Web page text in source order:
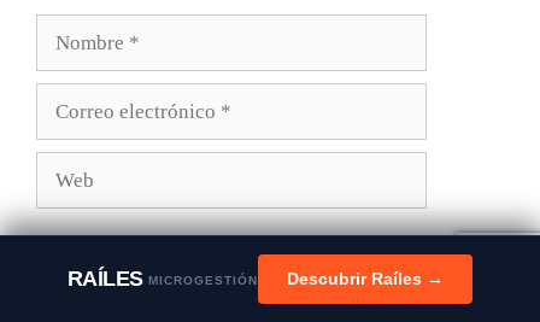
electrónico
El periodo de verificación de reCAPTCHA ha
caducado. Por favor, recarga la página.
RAÍLESMICROGESTIÓN Descubrir Raíles →